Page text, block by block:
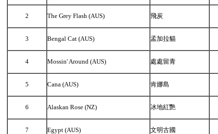
2 The Grey Flash (AUS) 飛炭
3 Bengal Cat (AUS) 孟加拉貓
4 Mossin' Around (AUS) 處處留青
5 Cana (AUS) 肯娜島
6 Alaskan Rose (NZ) 冰地紅艷
7 Egypt (AUS) 文明古國